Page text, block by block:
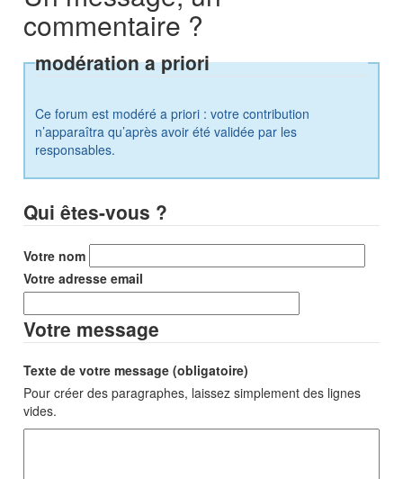
commentaire ?
modération a priori
Ce forum est modéré a priori : votre contribution
n’apparaîtra qu’après avoir été validée par les
responsables.
Qui êtes-vous ?
Votre nom
Votre adresse email
Votre message
Texte de votre message (obligatoire)
Pour créer des paragraphes, laissez simplement des lignes
vides.